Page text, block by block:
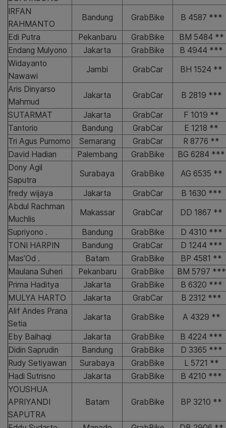
IRFAN
RAHMANTO
Bandung GrabBike B 4587 ***
Edi Putra Pekanbaru GrabBike
BM 5484 **
Endang Mulyono
Jakarta GrabBike
B 4944 ***
Widayanto
Nawawi
Jambi GrabCar BH 1524 **
Aris Dinyarso
Mahmud
Jakarta GrabCar B 2819 ***
SUTARMAT Jakarta GrabCar
F 1019 **
Tantorio
Bandung GrabCar
E 1218 **
Tri Agus Purnomo
Semarang GrabCar
R 8776 **
David Hadian
Palembang GrabBike
BG 6284 ***
Dony Agil
Saputra
Surabaya GrabBike AG 6535 **
fredy wijaya Jakarta GrabCar
B 1630 ***
Abdul Rachman
Muchlis
Makassar GrabCar DD 1867 **
Supriyono . Bandung GrabBike
D 4310 ***
TONI HARPIN
Bandung GrabCar
D 1244 ***
Mas’Od .
Batam GrabBike
BP 4581 **
Maulana Suheri
Pekanbaru GrabBike
BM 5797 ***
Prima Haditya
Jakarta GrabBike
B 6320 ***
MULYA HARTO
Jakarta GrabCar
B 2312 ***
Alif Andes Prana
Setia
Jakarta GrabBike A 4329 **
Eby Baihaqi Jakarta GrabBike
B 4224 ***
Didin Saprudin
Bandung GrabBike
D 3365 ***
Rudy Setiyawan
Surabaya GrabBike
L 5721 **
Hadi Sutrisno
Jakarta GrabBike
B 4210 ***
YOUSHUA
APRIYANDI
SAPUTRA
Batam GrabBike BP 3210 **